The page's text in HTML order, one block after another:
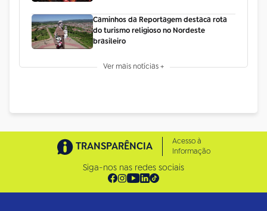
Caminhos da Reportagem destaca rota
do turismo religioso no Nordeste
brasileiro
Ver mais notícias +
TRANSPARÊNCIA
Acesso à
Informação
Siga-nos nas redes sociais